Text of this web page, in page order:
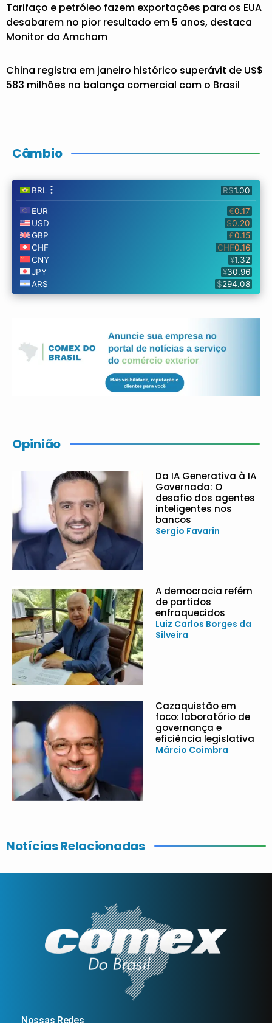
Tarifaço e petróleo fazem exportações para os EUA
desabarem no pior resultado em 5 anos, destaca
Monitor da Amcham
China registra em janeiro histórico superávit de US$
583 milhões na balança comercial com o Brasil
Câmbio
Opinião
Da IA Generativa à IA
Governada: O
desafio dos agentes
inteligentes nos
bancos
Sergio Favarin
A democracia refém
de partidos
enfraquecidos
Luiz Carlos Borges da
Silveira
Cazaquistão em
foco: laboratório de
governança e
eficiência legislativa
Márcio Coimbra
Notícias Relacionadas
Nossas Redes